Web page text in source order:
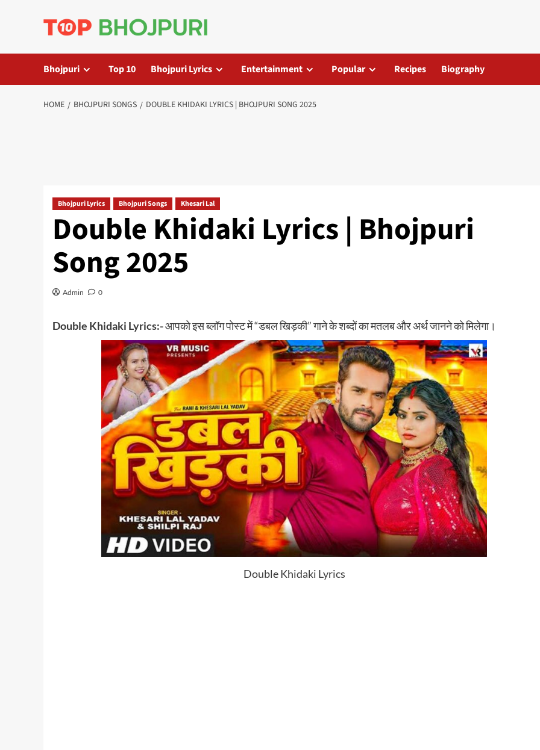
Bhojpuri Top 10 Bhojpuri Lyrics Entertainment Popular Recipes Biography
HOME BHOJPURI SONGS DOUBLE KHIDAKI LYRICS | BHOJPURI SONG 2025
Bhojpuri Lyrics Bhojpuri Songs Khesari Lal
Double Khidaki Lyrics | Bhojpuri
Song 2025
Admin 0
Double Khidaki Lyrics:-आपको इस ब्लॉग पोस्ट में “डबल खिड़की” गाने के शब्दों का मतलब और अर्थ जानने को मिलेगा।
Double Khidaki Lyrics